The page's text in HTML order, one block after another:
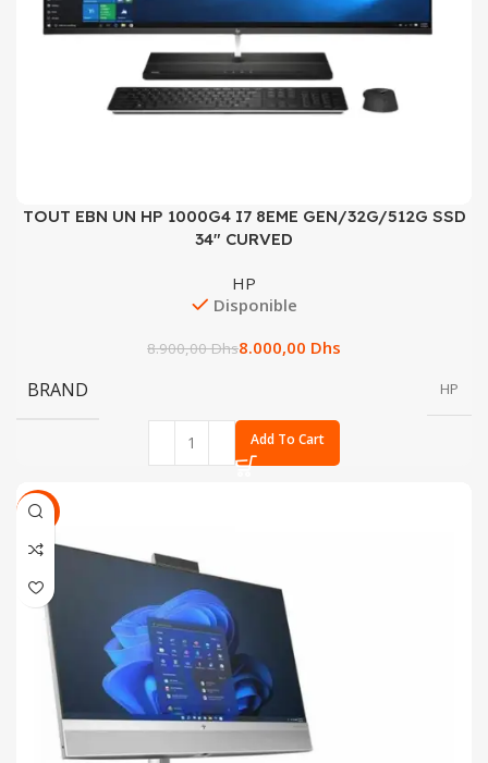
TOUT EBN UN HP 1000G4 I7 8EME GEN/32G/512G SSD
34″ CURVED
HP
Disponible
8.900,00Dhs8.000,00 Dhs
BRAND HP
Add To Cart
SALE